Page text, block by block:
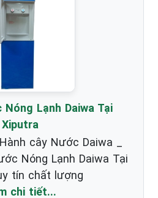
Nóng Lạnh Daiwa Tại
Xiputra
cây Nước Daiwa _
Nóng Lạnh Daiwa Tại
tín chất lượng
chi tiết...